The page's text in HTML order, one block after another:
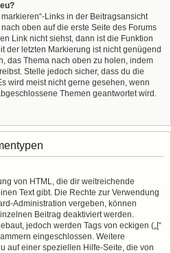
Links in der Beitragsansicht
oben auf die erste Seite des Forums
Link nicht siehst, dann ist die Funktion
der letzten Markierung ist nicht genügend
das Thema nach oben zu holen, indem
Stelle jedoch sicher, dass du die
wird meist nicht gerne gesehen, wenn
Themen geantwortet wird.
von HTML, die dir weitreichende
Text gibt. Die Rechte zur Verwendung
Administration vergeben, können
Beitrag deaktiviert werden.
jedoch werden Tags von eckigen („[“
eingeschlossen. Weitere
auf einer speziellen Hilfe-Seite, die von